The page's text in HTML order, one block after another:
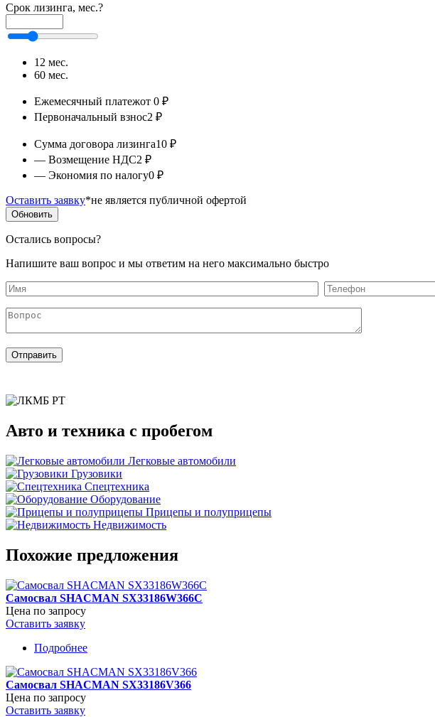
Срок лизинга, мес.?
лизинга,
12 мес.
60 мес.
Калькуляция
Ежемесячный платежот 0 ₽
Первоначальный взнос2 ₽
Сумма договора лизинга10 ₽
— Возмещение НДС2 ₽
— Экономия по налогу0 ₽
Оставить заявку*не является публичной офертой
Обновить
Остались вопросы?
Напишите ваш вопрос и мы ответим на него максимально быстро
Имя
Телефон
Вопрос
Отправить
Авто и техника с пробегом
Легковые автомобили
Грузовики
Спецтехника
Оборудование
Прицепы и полуприцепы
Недвижимость
Похожие предложения
Самосвал SHACMAN SX33186W366C
Цена по запросу
Оставить заявку
Подробнее
SHACMAN
SX33186W366C
Самосвал SHACMAN SX33186V366
Цена по запросу
Оставить заявку